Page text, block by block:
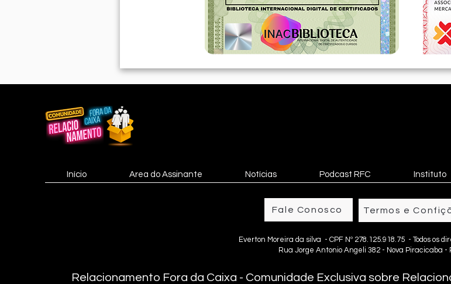
Início Area do Assinante Notícias Podcast RFC Instituto
Fale Conosco Termos e
Everton Moreira da silva - CPF Nº 278.125.918.75 - Todos os
Rua Jorge Antonio Angeli 382 - Nova Piracicaba -
Relacionamento Fora da Caixa - Comunidade Exclusiva sobre